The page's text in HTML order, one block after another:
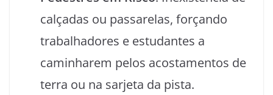
calçadas ou passarelas, forçando
trabalhadores e estudantes a
caminharem pelos acostamentos de
terra ou na sarjeta da pista.